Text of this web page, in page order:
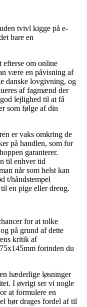
tvivl kigge på e-
bare en
efterse om online
være en påvisning af
danske lovgivning, og
af fagmænd der
lejlighed til at få
som følge af din
er vaks omkring de
på handlen, som for
garanterer.
til enhver tid
når som helst kan
t/håndstempel
en pige eller dreng.
for at tolke
på grund af dette
kritik af
forinden du
hæderlige løsninger
I øvrigt ser vi nogle
at formulere en
bør drages fordel af til